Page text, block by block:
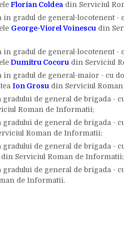
Florian Coldea din Serviciul
gradul de general-locotenent -
George-Viorel Voinescu din
gradul de general-locotenent -
Dumitru Cocoru din Serviciul
gradul de general-maior - cu
Ion Grosu din Serviciul
de general de brigada -
Roman de Informatii;
de general de brigada -
Roman de Informatii;
de general de brigada -
din Serviciul Roman de Informatii;
de general de brigada -
de Informatii.